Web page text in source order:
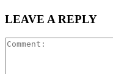
LEAVE A REPLY